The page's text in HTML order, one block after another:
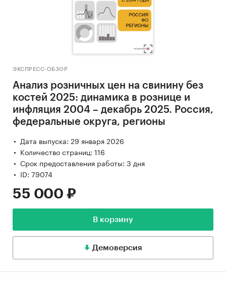
ЭКСПРЕСС-ОБЗОР
Анализ розничных цен на свинину без
костей 2025: динамика в рознице и
инфляция 2004 – декабрь 2025. Россия,
федеральные округа, регионы
Дата выпуска: 29 января 2026
Количество страниц: 116
Срок предоставления работы: 3 дня
ID: 79074
55 000 ₽
В корзину
Демоверсия